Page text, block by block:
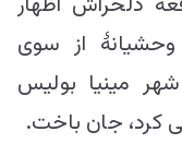
از سوی
مینیا بولیس
کرد، جان باخت.